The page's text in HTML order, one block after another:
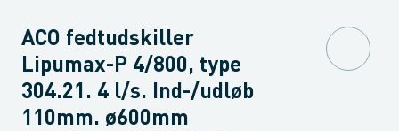
ACO fedtudskiller
Lipumax-P 4/800, type
304.21. 4 l/s. Ind-/udløb
110mm. ø600mm